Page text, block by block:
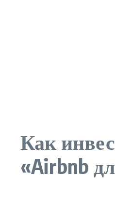
Как
«Airbnb